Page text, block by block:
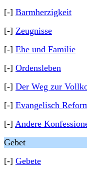
[-] Barmherzigkeit
[-] Zeugnisse
[-] Ehe und Familie
[-] Ordensleben
[-] Der Weg zur
[-] Evangelisch
[-] Andere
Gebet
[-] Gebete